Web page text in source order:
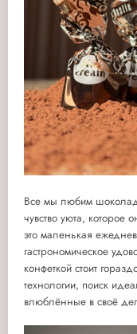
Все мы любим шоколад
чувство уюта, которое
это маленькая
гастрономическое
конфеткой стоит
технологии, поиск
влюблённые в своё